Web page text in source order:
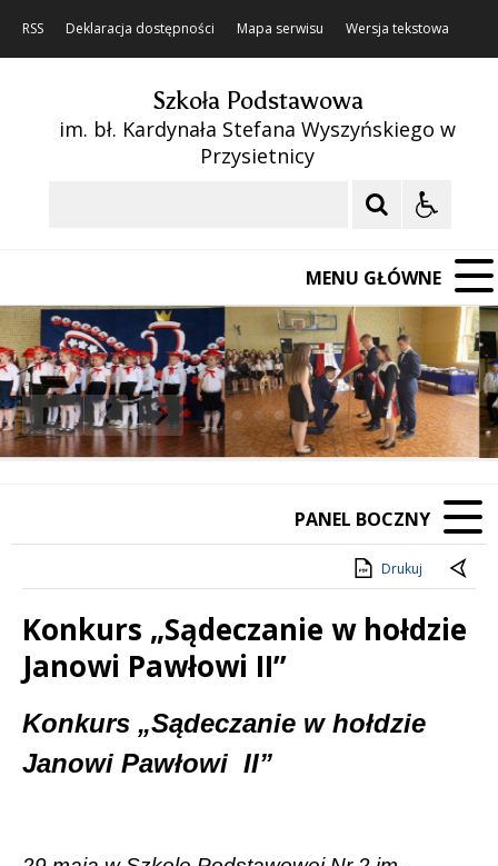
RSS Deklaracja dostępności Mapa serwisu Wersja tekstowa
Szkoła Podstawowa
im. bł. Kardynała Stefana Wyszyńskiego w
Przysietnicy
MENU GŁÓWNE
Poprzedni Element
Następny Element
❚❚
PANEL BOCZNY
Drukuj
Konkurs „Sądeczanie w hołdzie
Janowi Pawłowi II”
Treść
Konkurs „Sądeczanie w hołdzie
Janowi Pawłowi II”